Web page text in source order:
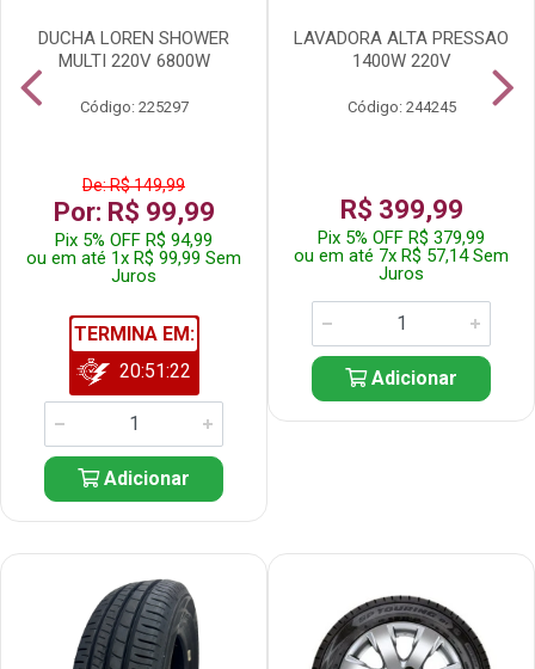
DUCHA LOREN SHOWER
MULTI 220V 6800W
Código: 225297
De: R$ 149,99
Por: R$ 99,99
Pix 5% OFF R$ 94,99
ou em até 1x R$ 99,99 Sem
Juros
Adicionar
TERMINA EM:
20:51:21
LAVADORA ALTA PRESSAO
1400W 220V
Código: 244245
R$ 399,99
Pix 5% OFF R$ 379,99
ou em até 7x R$ 57,14 Sem
Juros
Adicionar